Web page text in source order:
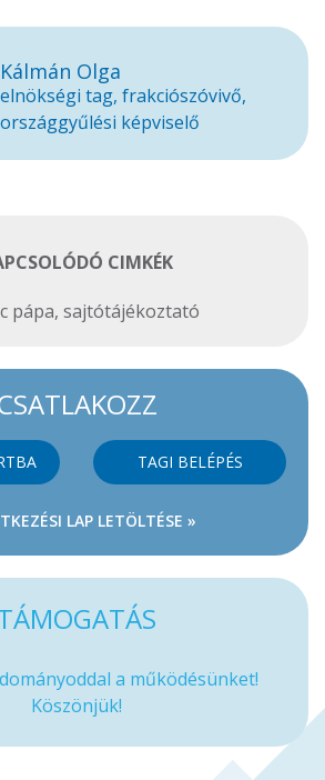
Kálmán Olga
elnökségi tag, frakciószóvivő,
országgyűlési képviselő
CIMKÉK
pápa, sajtótájékoztató
TAGI BELÉPÉS
LAP LETÖLTÉSE »
a működésünket!
Köszönjük!